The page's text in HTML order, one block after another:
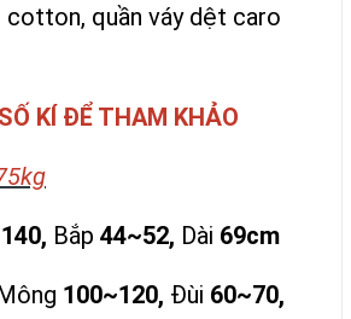
cotton, quần váy dệt caro
KÍ ĐỂ THAM KHẢO
Bắp 44~52, Dài 69cm
100~120, Đùi 60~70,